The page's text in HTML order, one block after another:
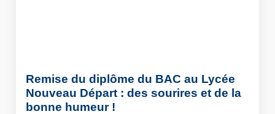
Remise du diplôme du BAC au Lycée
Nouveau Départ : des sourires et de la
bonne humeur !